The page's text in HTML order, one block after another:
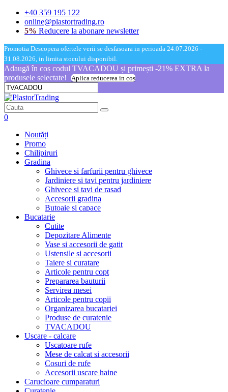
+40 359 195 122
online@plastortrading.ro
5% Reducere la abonare newsletter
Promotia Descopera ofertele verii se desfasoara in perioada 24.07.2026 -
31.08.2026, in limita stocului disponibil.
Adaugă în coș codul TVACADOU și primești -21% EXTRA la
produsele selectate!
Aplica reducerea in cos
0
Noutăți
Promo
Chilipiruri
Gradina
Ghivece si farfurii pentru ghivece
Jardiniere si tavi pentru jardiniere
Ghivece si tavi de rasad
Accesorii gradina
Butoaie si capace
Bucatarie
Cutite
Depozitare Alimente
Vase si accesorii de gatit
Ustensile si accesorii
Taiere si curatare
Articole pentru copt
Prepararea bauturii
Servirea mesei
Articole pentru copii
Organizarea bucatariei
Produse de curatenie
TVACADOU
Uscare - calcare
Uscatoare rufe
Mese de calcat si accesorii
Cosuri de rufe
Accesorii uscare haine
Carucioare cumparaturi